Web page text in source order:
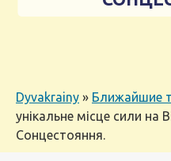
Dyvakrainy » Ближайшие
унікальне місце сили на
Сонцестояння.